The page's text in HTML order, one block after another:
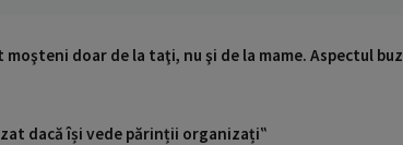
doar de la taţi, nu şi de la mame. Aspectul
dacă își vede părinții organizați‟